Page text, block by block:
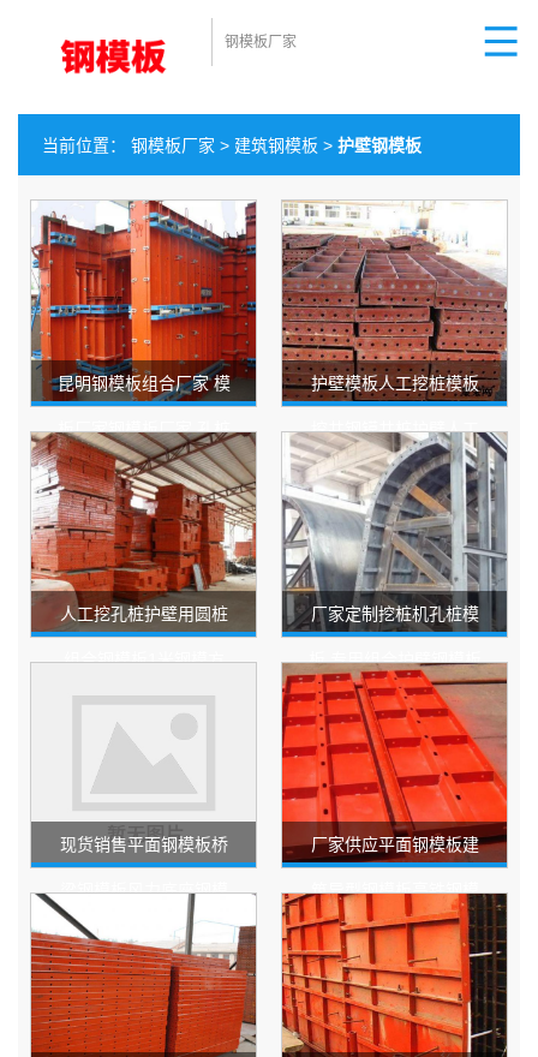
钢模板厂家
当前位置： 钢模板厂家 > 建筑钢模板 > 护壁钢模板
昆明钢模板组合厂家 模
板厂家钢模板厂家 孔桩
护壁钢模板 规格全
护壁模板人工挖桩模板
挖井钢镆井桩护壁人工
挖孔模板猛士厂家供应
人工挖孔桩护壁用圆桩
组合钢模板1米钢模方
庄模板
厂家定制挖桩机孔桩模
板 专用组合护壁钢模板
加厚材料定做 全新
现货销售平面钢模板桥
梁钢模板风力底座钢模
板旧钢模板建筑盒子板
厂家供应平面钢模板建
筑异型钢模板高铁钢模
板那样定制各种钢模板